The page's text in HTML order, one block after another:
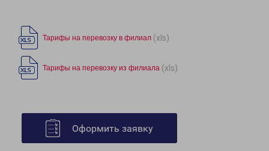
Тарифы на перевозку в филиал (xls)
Тарифы на перевозку из филиала (xls)
Оформить заявку